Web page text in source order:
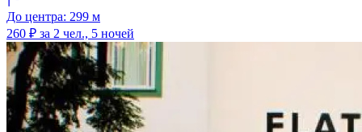
До центра: 299 м
260 ₽ за 2 чел., 5 ночей